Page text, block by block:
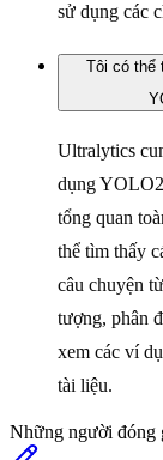
sử dụng các
Tôi có thể
Ultralytics
dụng
tổng quan
thể tìm thấy
câu chuyện
tượng, phân
xem các ví
tài liệu.
Những người đóng